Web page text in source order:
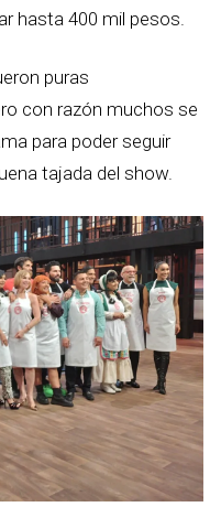
hasta 400 mil pesos.
puras
con razón muchos se
para poder seguir
tajada del show.